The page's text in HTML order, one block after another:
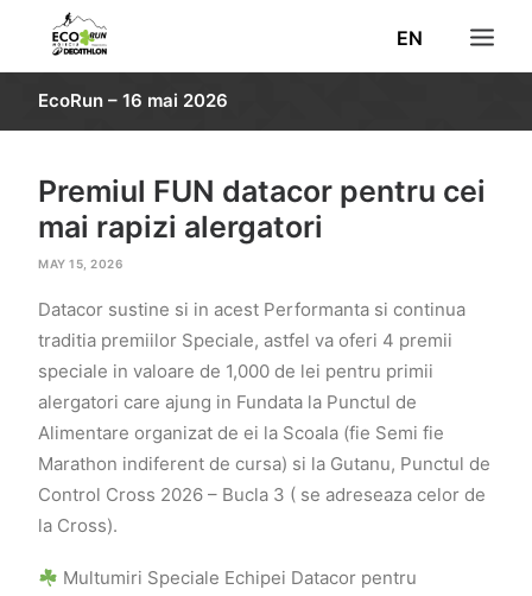
EN
REZULTATE
POZE
VOLUNTARI
DECATHLON
CAUTĂ
EcoRun – 16 mai 2026
Premiul FUN datacor pentru cei
mai rapizi alergatori
MAY 15, 2026
Datacor sustine si in acest Performanta si continua
traditia premiilor Speciale, astfel va oferi 4 premii
speciale in valoare de 1,000 de lei pentru primii
alergatori care ajung in Fundata la Punctul de
Alimentare organizat de ei la Scoala (fie Semi fie
Marathon indiferent de cursa) si la Gutanu, Punctul de
Control Cross 2026 – Bucla 3 ( se adreseaza celor de
la Cross).
Multumiri Speciale Echipei Datacor pentru